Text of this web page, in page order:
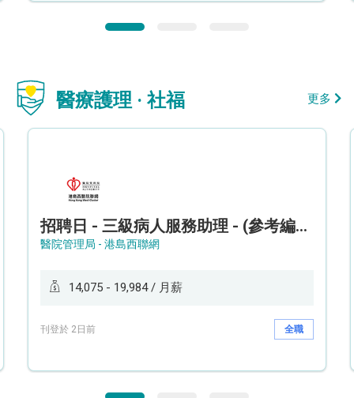
醫療護理 · 社福 更多
招聘日 - 三級病人服務助理 - (參考編號: HKWCS260107)
醫院管理局 - 港島西聯網
14,075 - 19,984 / 月薪
刊登於 2日前 全職